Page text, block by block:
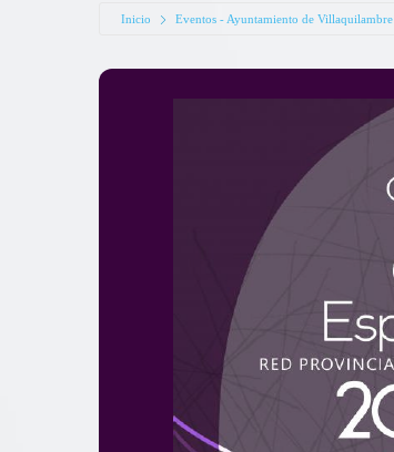
Inicio Eventos - Ayuntamiento de Villaquilambre